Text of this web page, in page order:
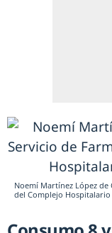
Noemí Martínez López
del Complejo